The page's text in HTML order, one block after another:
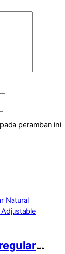
peramban ini